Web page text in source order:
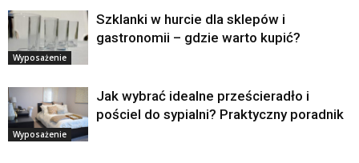
Wyposażenie
Szklanki w hurcie dla sklepów i
gastronomii – gdzie warto kupić?
Wyposażenie
Jak wybrać idealne prześcieradło i
pościel do sypialni? Praktyczny poradnik